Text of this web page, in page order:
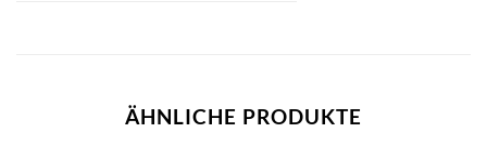
ÄHNLICHE PRODUKTE